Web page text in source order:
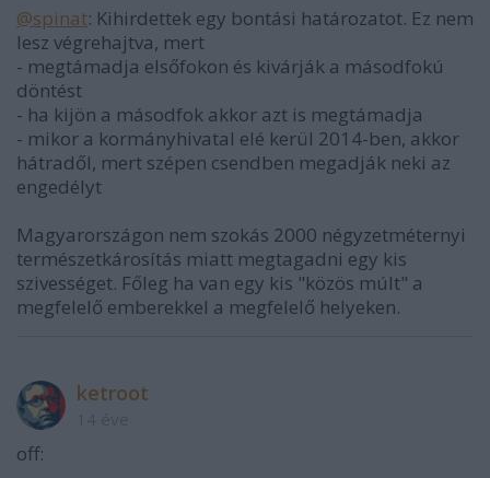
@spinat: Kihirdettek egy bontási határozatot. Ez nem
lesz végrehajtva, mert
- megtámadja elsőfokon és kivárják a másodfokú
döntést
- ha kijön a másodfok akkor azt is megtámadja
- mikor a kormányhivatal elé kerül 2014-ben, akkor
hátradől, mert szépen csendben megadják neki az
engedélyt
Magyarországon nem szokás 2000 négyzetméternyi
természetkárosítás miatt megtagadni egy kis
szivességet. Főleg ha van egy kis "közös múlt" a
megfelelő emberekkel a megfelelő helyeken.
ketroot
off: